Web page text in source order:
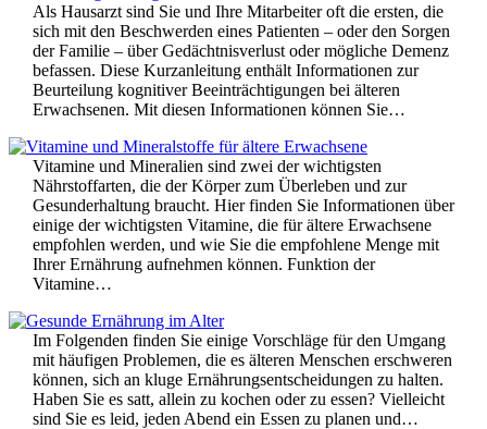
Als Hausarzt sind Sie und Ihre Mitarbeiter oft die ersten, die
sich mit den Beschwerden eines Patienten – oder den Sorgen
der Familie – über Gedächtnisverlust oder mögliche Demenz
befassen. Diese Kurzanleitung enthält Informationen zur
Beurteilung kognitiver Beeinträchtigungen bei älteren
Erwachsenen. Mit diesen Informationen können Sie…
Vitamine und Mineralien sind zwei der wichtigsten
Nährstoffarten, die der Körper zum Überleben und zur
Gesunderhaltung braucht. Hier finden Sie Informationen über
einige der wichtigsten Vitamine, die für ältere Erwachsene
empfohlen werden, und wie Sie die empfohlene Menge mit
Ihrer Ernährung aufnehmen können. Funktion der
Vitamine…
Im Folgenden finden Sie einige Vorschläge für den Umgang
mit häufigen Problemen, die es älteren Menschen erschweren
können, sich an kluge Ernährungsentscheidungen zu halten.
Haben Sie es satt, allein zu kochen oder zu essen? Vielleicht
sind Sie es leid, jeden Abend ein Essen zu planen und…